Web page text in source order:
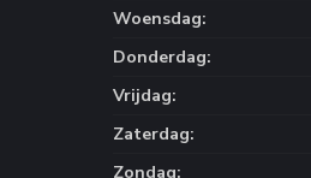
Woensdag:
Donderdag:
Vrijdag:
Zaterdag:
Zondag: